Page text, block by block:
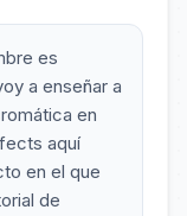
es
a enseñar a
en
aquí
en el que
de